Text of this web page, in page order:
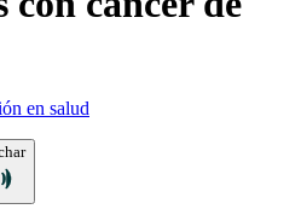
en salud